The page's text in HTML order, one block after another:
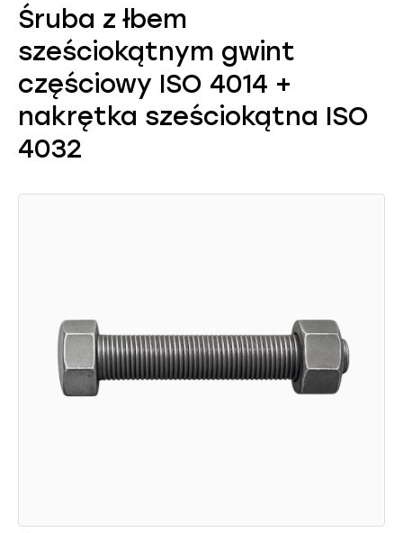
Śruba z łbem
sześciokątnym gwint
częściowy ISO 4014 +
nakrętka sześciokątna ISO
4032